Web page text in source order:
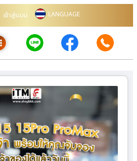
เข้าสู่ระบบ LANGUAGE